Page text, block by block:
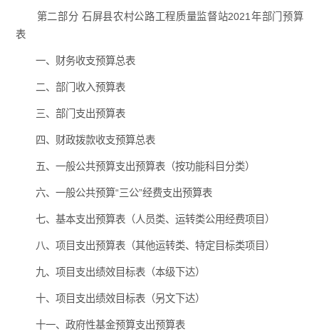
第二部分 石屏县农村公路工程质量监督站2021年部门预算
表
一、财务收支预算总表
二、部门收入预算表
三、部门支出预算表
四、财政拨款收支预算总表
五、一般公共预算支出预算表（按功能科目分类）
六、一般公共预算“三公”经费支出预算表
七、基本支出预算表（人员类、运转类公用经费项目）
八、项目支出预算表（其他运转类、特定目标类项目）
九、项目支出绩效目标表（本级下达）
十、项目支出绩效目标表（另文下达）
十一、政府性基金预算支出预算表